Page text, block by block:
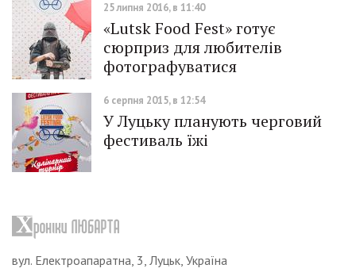
25 липня 2016, в 11:40
«Lutsk Food Fest» готує
сюрприз для любителів
фотографуватися
6 серпня 2015, в 12:54
У Луцьку планують черговий
фестиваль їжі
вул. Електроапаратна, 3, Луцьк, Україна